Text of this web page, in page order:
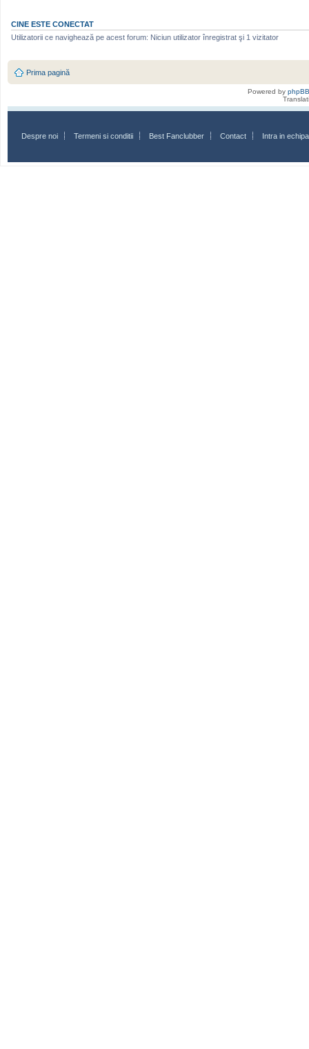
CINE ESTE CONECTAT
Utilizatorii ce navighează pe acest forum: Niciun utilizator înregistrat şi 1 vizitator
Prima pagină
Powered by phpBB
Despre noi Termeni si conditii Best Fanclubber Contact Intra in